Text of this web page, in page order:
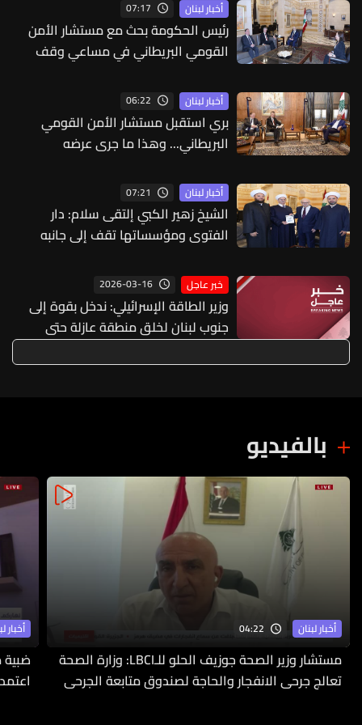
أخبار لبنان 07:17
رئيس الحكومة بحث مع مستشار الأمن
القومي البريطاني في مساعي وقف
أخبار لبنان 06:22
بري استقبل مستشار الأمن القومي
البريطاني... وهذا ما جرى عرضه
أخبار لبنان 07:21
الشيخ زهير الكبي إلتقى سلام: دار
الفتوى ومؤسساتها تقف إلى جانبه
خبر عاجل 2026-03-16
وزير الطاقة الإسرائيلي: ندخل بقوة إلى
جنوب لبنان لخلق منطقة عازلة حتى
الليطاني
بالفيديو
أخبار لبنان 04:22
مستشار وزير الصحة جوزيف الحلو للـLBCI: وزارة الصحة
تعالج جرحى الانفجار والحاجة لصندوق متابعة الجرحى
أخبار
ضبية